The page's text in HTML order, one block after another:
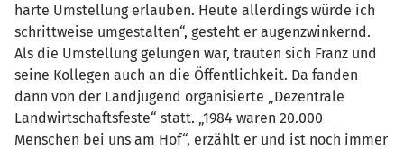
harte Umstellung erlauben. Heute allerdings würde ich
schrittweise umgestalten“, gesteht er augenzwinkernd.
Als die Umstellung gelungen war, trauten sich Franz und
seine Kollegen auch an die Öffentlichkeit. Da fanden
dann von der Landjugend organisierte „Dezentrale
Landwirtschaftsfeste“ statt. „1984 waren 20.000
Menschen bei uns am Hof“, erzählt er und ist noch immer